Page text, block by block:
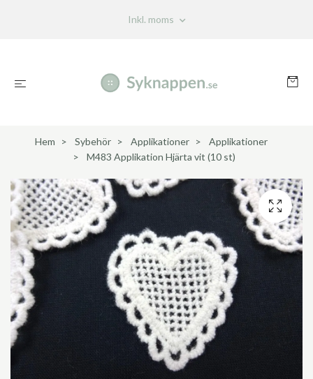
Inkl. moms
Hem Sybehör Applikationer
Applikationer
M483 Applikation Hjärta vit (10 st)